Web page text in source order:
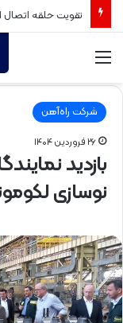
تقویت حلقه اتصال
شرکت راه‌آهن
۲۶ فروردین ۱۴۰۴
بازدید
نوسازی